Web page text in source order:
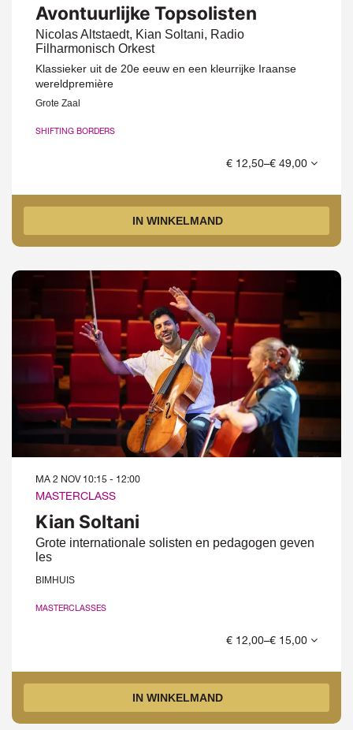
Avontuurlijke Topsolisten
Nicolas Altstaedt, Kian Soltani, Radio
Filharmonisch Orkest
Klassieker uit de 20e eeuw en een kleurrijke Iraanse
wereldpremière
Grote Zaal
SHIFTING BORDERS
€ 12,50–€ 49,00
IN WINKELMAND
Kian Soltani
Grote internationale solisten en pedagogen geven
les
MASTERCLASS
MA 2 NOV 10:15 - 12:00
BIMHUIS
MASTERCLASSES
€ 12,00–€ 15,00
IN WINKELMAND